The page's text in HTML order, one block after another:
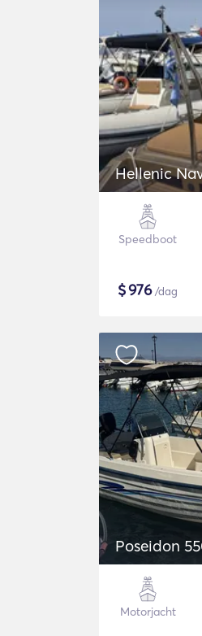
Hellenic
Speedboot
$976/dag
Poseidon
Motorjacht